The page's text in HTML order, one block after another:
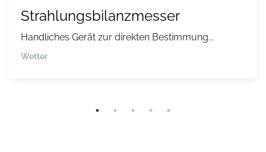
Strahlungsbilanzmesser
Handliches Gerät zur direkten Bestimmung...
Wetter